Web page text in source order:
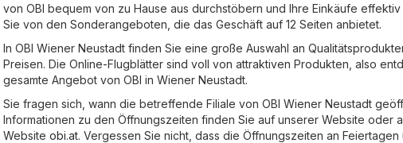
von OBI bequem von zu Hause aus durchstöbern und Ihre Einkäufe
Sie von den Sonderangeboten, die das Geschäft auf 12 Seiten anbietet.
In OBI Wiener Neustadt finden Sie eine große Auswahl an
Preisen. Die Online-Flugblätter sind voll von attraktiven Produkten, also
gesamte Angebot von OBI in Wiener Neustadt.
Sie fragen sich, wann die betreffende Filiale von OBI Wiener Neustadt
Informationen zu den Öffnungszeiten finden Sie auf unserer Website oder
Website obi.at. Vergessen Sie nicht, dass die Öffnungszeiten an